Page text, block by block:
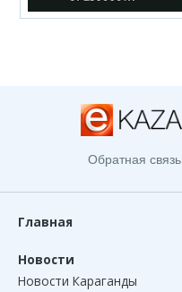
Обратная связь
Главная
Новости
Новости Караганды